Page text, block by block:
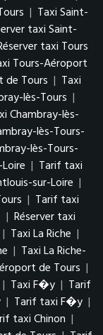
| Taxi Saint-
taxi Saint-
taxi Tours
Tours-Aéroport
de Tours | Taxi
lès-Tours |
Chambray-lès-
lès-Tours-
lès-Tours-
| Tarif taxi
sur-Loire |
| Tarif taxi
| Réserver taxi
| Taxi La Riche |
| Taxi La Riche-
de Tours |
| Taxi F�y | Tarif
| Tarif taxi F�y |
taxi Chinon |